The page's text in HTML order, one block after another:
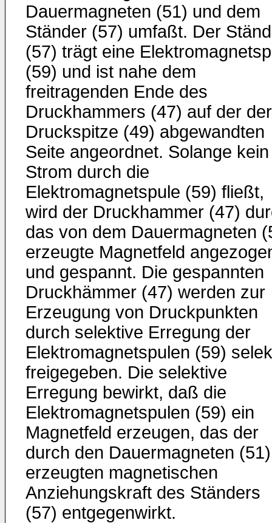
Dauermagneten (51) und dem
Ständer (57) umfaßt. Der
(57) trägt eine
(59) und ist nahe dem
freitragenden Ende des
Druckhammers (47) auf der der
Druckspitze (49) abgewandten
Seite angeordnet. Solange kein
Strom durch die
Elektromagnetspule (59) fließt,
wird der Druckhammer (47)
das von dem Dauermagneten
erzeugte Magnetfeld
und gespannt. Die gespannten
Druckhämmer (47) werden zur
Erzeugung von Druckpunkten
durch selektive Erregung der
Elektromagnetspulen (59)
freigegeben. Die selektive
Erregung bewirkt, daß die
Elektromagnetspulen (59) ein
Magnetfeld erzeugen, das der
durch den Dauermagneten (51)
erzeugten magnetischen
Anziehungskraft des Ständers
(57) entgegenwirkt.